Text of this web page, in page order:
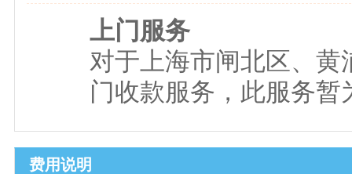
上门服务
对于上海市闸北区、
门收款服务，此服务
费用说明